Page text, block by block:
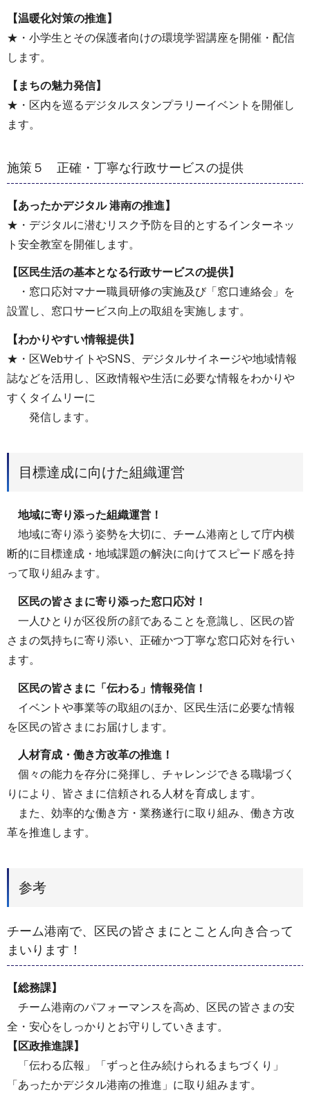
【温暖化対策の推進】
★・小学生とその保護者向けの環境学習講座を開催・配信
します。
【まちの魅力発信】
★・区内を巡るデジタルスタンプラリーイベントを開催し
ます。
施策５ 正確・丁寧な行政サービスの提供
【あったかデジタル 港南の推進】
★・デジタルに潜むリスク予防を目的とするインターネッ
ト安全教室を開催します。
【区民生活の基本となる行政サービスの提供】
・窓口応対マナー職員研修の実施及び「窓口連絡会」を
設置し、窓口サービス向上の取組を実施します。
【わかりやすい情報提供】
★・区WebサイトやSNS、デジタルサイネージや地域情報
誌などを活用し、区政情報や生活に必要な情報をわかりや
すくタイムリーに
発信します。
目標達成に向けた組織運営
地域に寄り添った組織運営！
地域に寄り添う姿勢を大切に、チーム港南として庁内横
断的に目標達成・地域課題の解決に向けてスピード感を持
って取り組みます。
区民の皆さまに寄り添った窓口応対！
一人ひとりが区役所の顔であることを意識し、区民の皆
さまの気持ちに寄り添い、正確かつ丁寧な窓口応対を行い
ます。
区民の皆さまに「伝わる」情報発信！
イベントや事業等の取組のほか、区民生活に必要な情報
を区民の皆さまにお届けします。
人材育成・働き方改革の推進！
個々の能力を存分に発揮し、チャレンジできる職場づく
りにより、皆さまに信頼される人材を育成します。
また、効率的な働き方・業務遂行に取り組み、働き方改
革を推進します。
参考
チーム港南で、区民の皆さまにとことん向き合って
まいります！
【総務課】
チーム港南のパフォーマンスを高め、区民の皆さまの安
全・安心をしっかりとお守りしていきます。
【区政推進課】
「伝わる広報」「ずっと住み続けられるまちづくり」
「あったかデジタル港南の推進」に取り組みます。